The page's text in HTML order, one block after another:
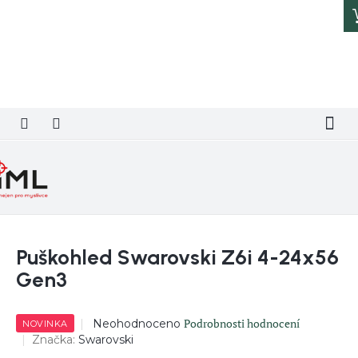
Puškohled Swarovski Z6i 4-24x56
Gen3
NOVINKA
Průměrné
hodnocení
Neohodnoceno Podrobnosti hodnocení
Značka: Swarovski